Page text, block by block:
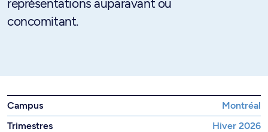
représentations auparavant ou
concomitant.
Campus
Montréal
Trimestres
Hiver 2026